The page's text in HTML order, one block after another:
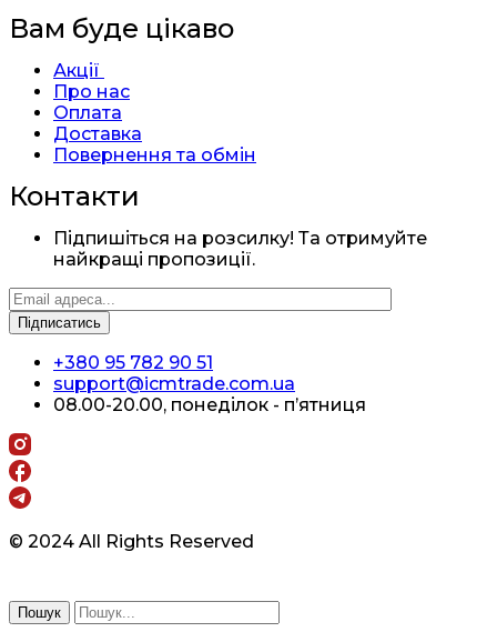
Вам буде цікаво
Акції
Про нас
Оплата
Доставка
Повернення та обмін
Контакти
Підпишіться на розсилку! Та отримуйте
найкращі пропозиції.
+380 95 782 90 51
support@icmtrade.com.ua
08.00-20.00, понеділок - п’ятниця
© 2024 All Rights Reserved
Пошук